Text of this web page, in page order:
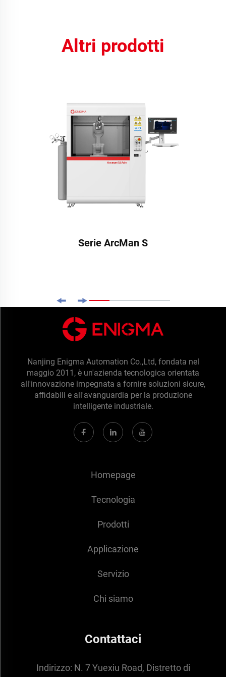
Altri prodotti
Serie ArcMan S
Nanjing Enigma Automation Co.,Ltd, fondata nel
maggio 2011, è un'azienda tecnologica orientata
all'innovazione impegnata a fornire soluzioni sicure,
affidabili e all'avanguardia per la produzione
intelligente industriale.
Homepage
Tecnologia
Prodotti
Applicazione
Servizio
Chi siamo
Contattaci
Indirizzo: N. 7 Yuexiu Road, Distretto di